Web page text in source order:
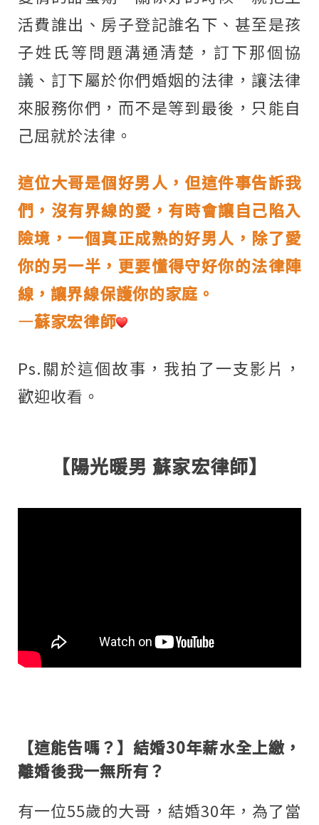
活費誰出、房子登記誰名下、甚至是孩
子姓氏等問題溝通清楚，訂下那個協
議、訂下屬於你們婚姻的法律，讓法律
來服務你們，而不是等到最後，只能自
己屈就於法律。
這位大哥是個好男人，但這件事告訴我
們，沒有界線的愛，有時會讓自己陷入
險境，一個真正成熟的好男人，除了愛
你的另一半，更要懂得守好你的法律陣
線，讓界線保護你的家庭。
—蘇家宏律師
Ps.關於這個故事，我拍了一支影片，
歡迎收看。
【陽光暖男 蘇家宏律師】
【這能告嗎？】結婚30年薪水全上繳，
離婚後我一無所有？
有一位55歲的大哥，結婚30年，為了當